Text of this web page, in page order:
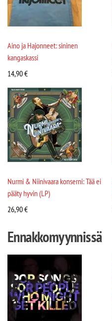
Aino ja Hajonneet: sininen
kangaskassi
14,90€
Nurmi & Niinivaara konserni: Tää ei
pääty hyvin (LP)
26,90€
Ennakkomyynnissä